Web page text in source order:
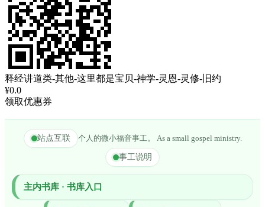
释经讲道类-其他-这里都是宝贝-神学-灵恩-灵修-旧约
¥0.0
领取优惠券
站点互联 个人的微小福音事工。 As a small gospel ministry.
事工说明
主内书库 · 书库入口